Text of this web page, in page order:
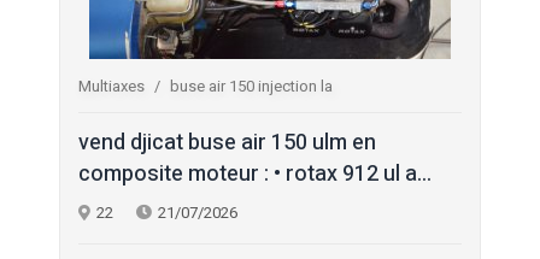
Multiaxes buse air 150 injection la
vend djicat buse air 150 ulm en
composite moteur : • rotax 912 ul a...
22 21/07/2026